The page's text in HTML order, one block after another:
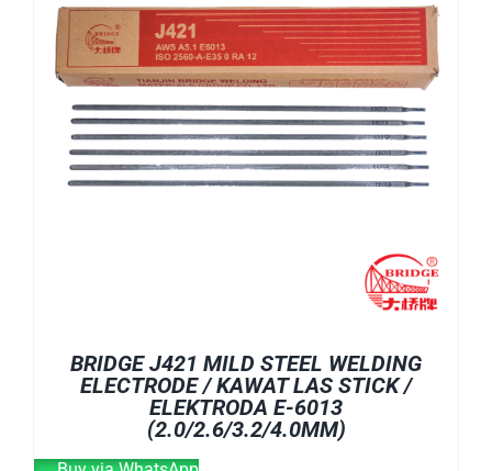
BRIDGE J421 MILD STEEL WELDING
ELECTRODE / KAWAT LAS STICK /
ELEKTRODA E-6013
(2.0/2.6/3.2/4.0MM)